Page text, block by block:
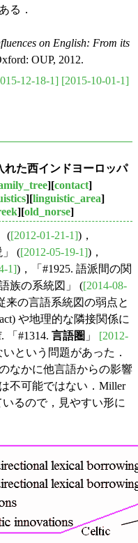
る．
on English: From its
OUP, 2012.
12-18-1] [2015-10-01-1]
れた西インドヨーロッパ
][contact]
][linguistic_area]
][old_norse]
([2012-01-21-1])，
」 ([2012-05-19-1])，
1])，「#1925. 語派間の関
族の系統図」 ([2014-08-
来の言語系統図の弱点と
や地理的な隣接関係に
「#1314. 言語圏 」 [2012-
という問題があった．
なかに他言語からの影響
不可能ではない．Miller
るので，見やすい形に